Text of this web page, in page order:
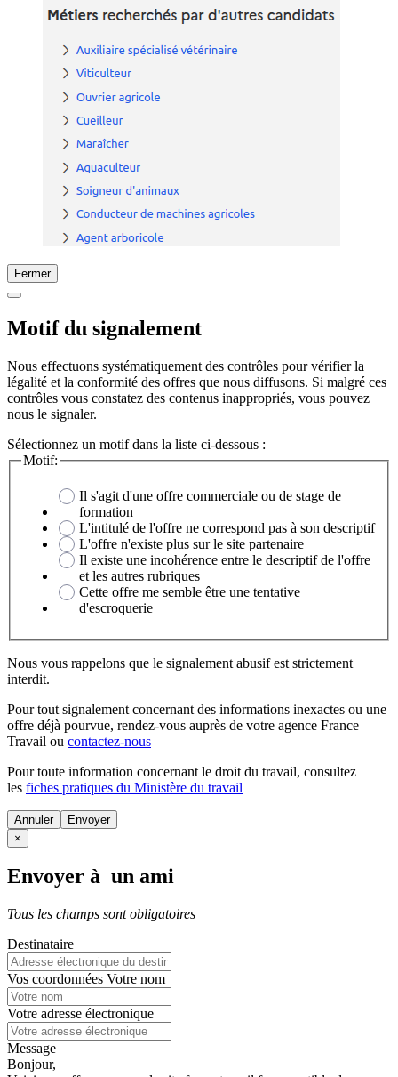
Fermer
Motif du signalement
Nous effectuons systématiquement des contrôles pour vérifier la
légalité et la conformité des offres que nous diffusons. Si malgré ces
contrôles vous constatez des contenus inappropriés, vous pouvez
nous le signaler.
Sélectionnez un motif dans la liste ci-dessous :
Motif:
Il s'agit d'une offre commerciale ou de stage de
formation
L'intitulé de l'offre ne correspond pas à son descriptif
L'offre n'existe plus sur le site partenaire
Il existe une incohérence entre le descriptif de l'offre
et les autres rubriques
Cette offre me semble être une tentative
d'escroquerie
Nous vous rappelons que le signalement abusif est strictement
interdit.
Pour tout signalement concernant des informations inexactes ou une
offre déjà pourvue, rendez-vous auprès de votre agence France
Travail ou contactez-nous
Pour toute information concernant le droit du travail, consultez
les fiches pratiques du Ministère du travail
Annuler
×
Envoyer à un ami
Tous les champs sont obligatoires
Destinataire
Vos coordonnées Votre nom
Votre adresse électronique
Message
Bonjour,